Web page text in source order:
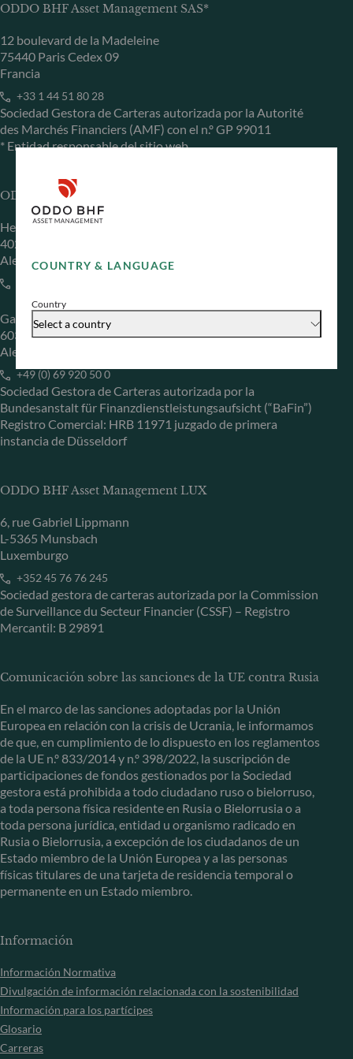
COUNTRY & LANGUAGE
Country
Select a country
ODDO BHF Asset Management SAS*
12 boulevard de la Madeleine
75440 Paris Cedex 09
Francia
+33 1 44 51 80 28
Sociedad Gestora de Carteras autorizada por la Autorité
des Marchés Financiers (AMF) con el n.º GP 99011
* Entidad responsable del sitio web
ODDO BHF Asset Management GmbH
Herzogstraße 15
40217 Düsseldorf
Alemania
Gallusanlage 8
60329 Frankfurt am Main
Alemania
+49 (0) 69 920 50 0
Sociedad Gestora de Carteras autorizada por la
Bundesanstalt für Finanzdienstleistungsaufsicht (“BaFin”)
Registro Comercial: HRB 11971 juzgado de primera
instancia de Düsseldorf
ODDO BHF Asset Management LUX
6, rue Gabriel Lippmann
L-5365 Munsbach
Luxemburgo
+352 45 76 76 245
Sociedad gestora de carteras autorizada por la Commission
de Surveillance du Secteur Financier (CSSF) – Registro
Mercantil: B 29891
Comunicación sobre las sanciones de la UE contra Rusia
En el marco de las sanciones adoptadas por la Unión
Europea en relación con la crisis de Ucrania, le informamos
de que, en cumplimiento de lo dispuesto en los reglamentos
de la UE n.º 833/2014 y n.º 398/2022, la suscripción de
participaciones de fondos gestionados por la Sociedad
gestora está prohibida a todo ciudadano ruso o bielorruso,
a toda persona física residente en Rusia o Bielorrusia o a
toda persona jurídica, entidad u organismo radicado en
Rusia o Bielorrusia, a excepción de los ciudadanos de un
Estado miembro de la Unión Europea y a las personas
físicas titulares de una tarjeta de residencia temporal o
permanente en un Estado miembro.
Información
Información Normativa
Divulgación de información relacionada con la sostenibilidad
Información para los partícipes
Glosario
Carreras